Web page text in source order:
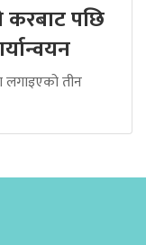
करबाट पछि
लगाइएको तीन